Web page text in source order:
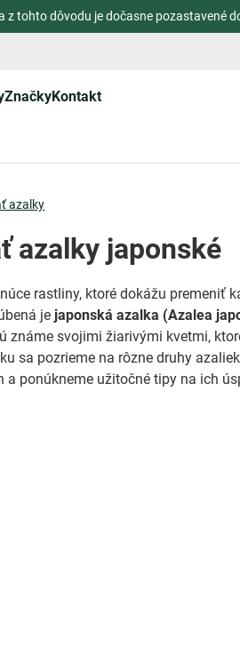
z tohto dôvodu je dočasne pozastavené
ZnačkyKontakt
azalky
azalky japonské
rastliny, ktoré dokážu premeniť
je japonská azalka (Azalea
známe svojimi žiarivými kvetmi,
sa pozrieme na rôzne druhy
ponúkneme užitočné tipy na ich